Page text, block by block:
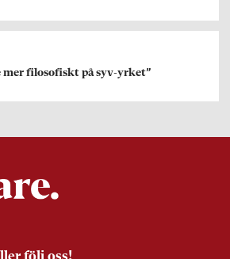
mer filosofiskt på syv-yrket”